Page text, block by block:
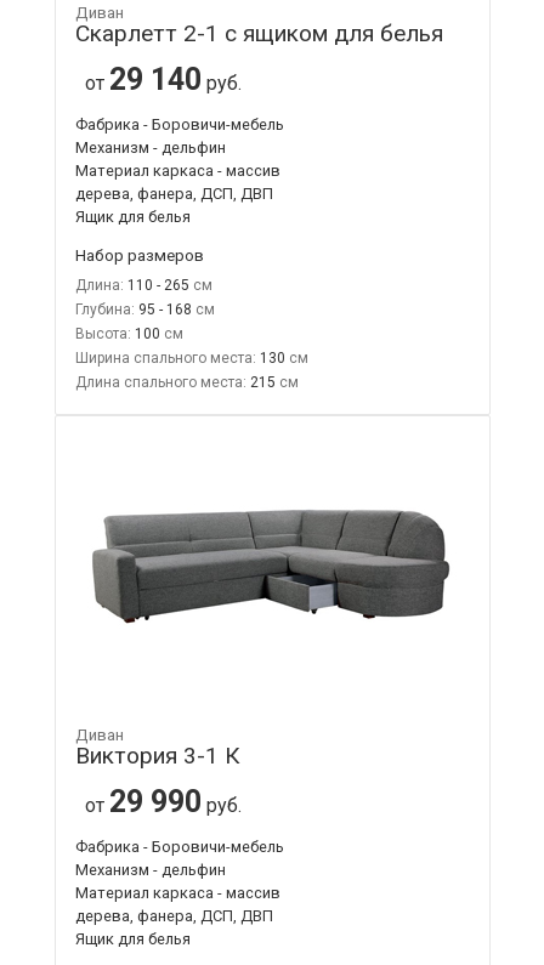
Диван
Скарлетт 2-1 с ящиком для белья
от 29 140 руб.
Фабрика - Боровичи-мебель
Механизм - дельфин
Материал каркаса - массив
дерева, фанера, ДСП, ДВП
Ящик для белья
Набор размеров
Длина: 110 - 265
Глубина: 95 - 168
Высота: 100
Ширина спального места: 130
Длина спального места: 215
Диван
Виктория 3-1 К
от 29 990 руб.
Фабрика - Боровичи-мебель
Механизм - дельфин
Материал каркаса - массив
дерева, фанера, ДСП, ДВП
Ящик для белья